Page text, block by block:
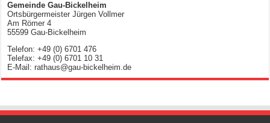
Gemeinde Gau-Bickelheim
Ortsbürgermeister Jürgen Vollmer
Am Römer 4
55599 Gau-Bickelheim
Telefon: +49 (0) 6701 476
Telefax: +49 (0) 6701 10 31
E-Mail: rathaus@gau-bickelheim.de